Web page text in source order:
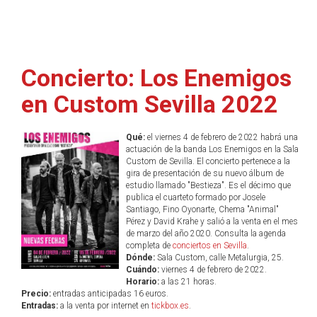
Concierto: Los Enemigos
en Custom Sevilla 2022
Qué:el viernes 4 de febrero de 2022 habrá una
actuación de la banda Los Enemigos en la Sala
Custom de Sevilla. El concierto pertenece a la
gira de presentación de su nuevo álbum de
estudio llamado "Bestieza". Es el décimo que
publica el cuarteto formado por Josele
Santiago, Fino Oyonarte, Chema "Animal"
Pérez y David Krahe y salió a la venta en el mes
de marzo del año 2020. Consulta la agenda
completa de conciertos en Sevilla.
Dónde:Sala Custom, calle Metalurgia, 25.
Cuándo:viernes 4 de febrero de 2022.
Horario:a las 21 horas.
Precio: entradas anticipadas 16 euros.
Entradas: a la venta por internet en tickbox.es.